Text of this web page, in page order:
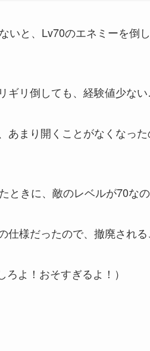
いと、Lv70のエネミーを倒
ギリ倒しても、経験値少な
あまり開くことがなくなっ
ときに、敵のレベルが70な
仕様だったので、撤廃される
ろよ！おそすぎるよ！）